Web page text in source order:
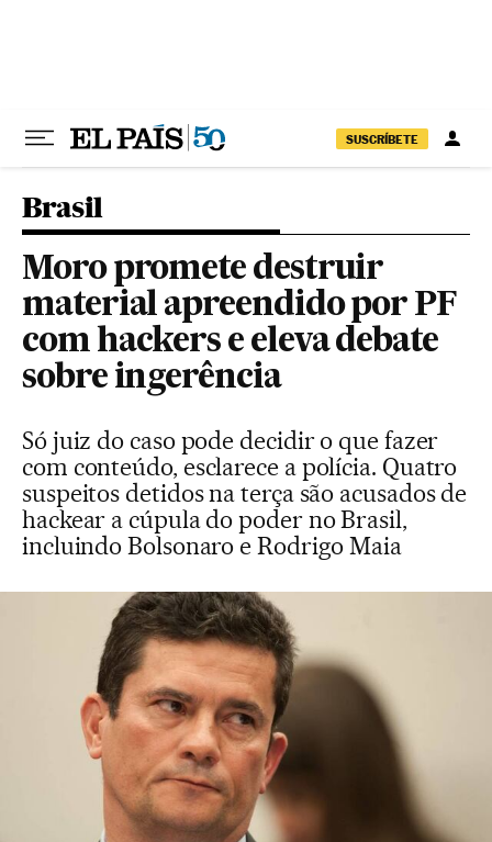
SUSCRÍBETE
Brasil
Moro promete destruir
material apreendido por PF
com hackers e eleva debate
sobre ingerência
Só juiz do caso pode decidir o que fazer
com conteúdo, esclarece a polícia. Quatro
suspeitos detidos na terça são acusados de
hackear a cúpula do poder no Brasil,
incluindo Bolsonaro e Rodrigo Maia